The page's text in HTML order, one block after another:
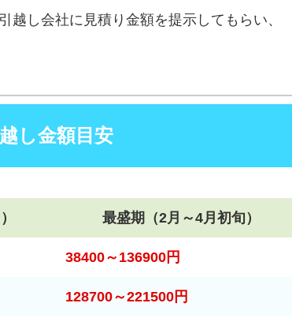
し会社に見積り金額を提示してもらい、
し金額目安
最盛期（2月～4月初旬）
38400～136900円
128700～221500円